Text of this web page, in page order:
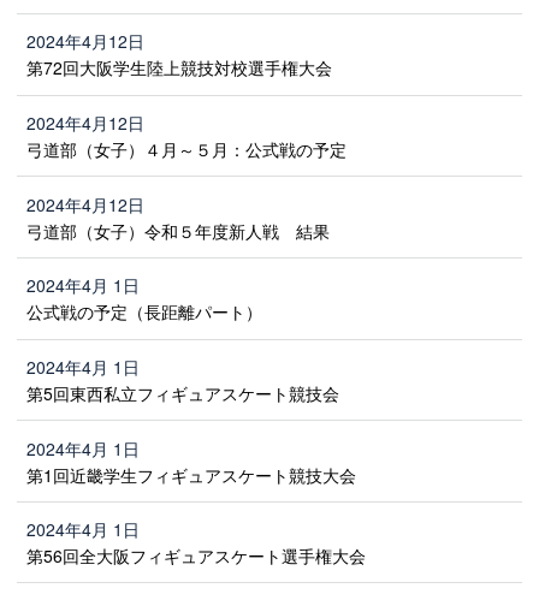
2024年4月12日
第72回大阪学生陸上競技対校選手権大会
2024年4月12日
弓道部（女子）４月～５月：公式戦の予定
2024年4月12日
弓道部（女子）令和５年度新人戦 結果
2024年4月 1日
公式戦の予定（長距離パート）
2024年4月 1日
第5回東西私立フィギュアスケート競技会
2024年4月 1日
第1回近畿学生フィギュアスケート競技大会
2024年4月 1日
第56回全大阪フィギュアスケート選手権大会